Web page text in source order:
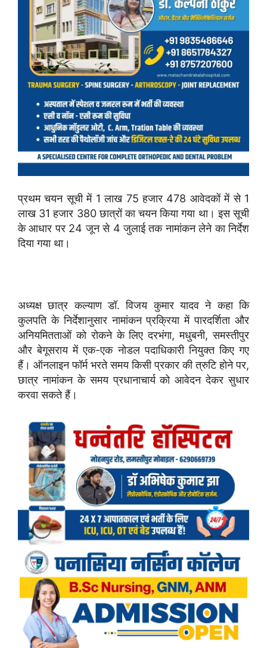
प्रथम चयन सूची में 1 लाख 75 हजार 478 आवेदकों में से 1
लाख 31 हजार 380 छात्रों का चयन किया गया था। इस सूची
के आधार पर 24 जून से 4 जुलाई तक नामांकन लेने का निर्देश
दिया गया था।
अध्यक्ष छात्र कल्याण डॉ. विजय कुमार यादव ने कहा कि
कुलपति के निर्देशानुसार नामांकन प्रक्रिया में पारदर्शिता और
अनियमितताओं को रोकने के लिए दरभंगा, मधुबनी, समस्तीपुर
और बेगूसराय में एक-एक नोडल पदाधिकारी नियुक्त किए गए
हैं। ऑनलाइन फॉर्म भरते समय किसी प्रकार की त्रुटि होने पर,
छात्र नामांकन के समय प्रधानाचार्य को आवेदन देकर सुधार
करवा सकते हैं।